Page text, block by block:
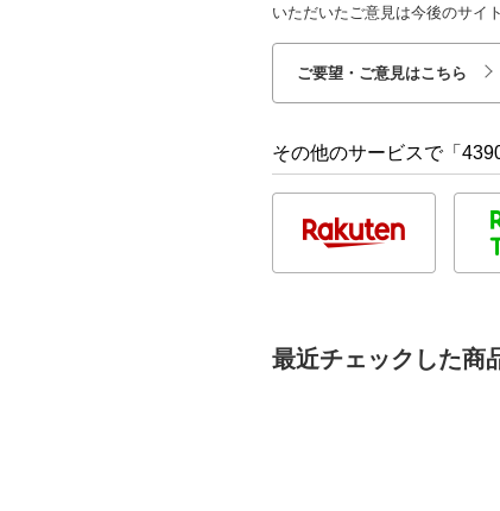
いただいたご意見は今後のサイ
ご要望・ご意見はこちら
その他のサービスで「
最近チェックした商